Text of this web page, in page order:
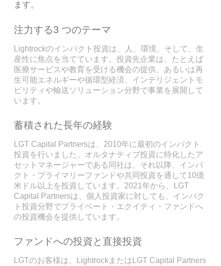
ます。
注力する3 つのテーマ
Lightrockのインパクト投資は、人、環境、そして、生
産性に焦点を当てています。投資先企業は、たとえば
医療サービスや教育を受ける機会の提供、あるいは再
生可能エネルギーや循環型経済、インテリジェントモ
ビリティや輸送ソリューション分野で事業を展開して
います。
蓄積された長年の経験
LGT Capital Partnersは、2010年に最初のインパクト
投資を行いました。オルタナティブ投資に特化したア
セットマネージャーである同社は、それ以降、インパ
クト・プライマリーファンドや共同投資を通して10億
米ドル以上を投資しています。2021年から、LGT
Capital Partnersは、個人投資家に対しても、インパク
ト投資分野でプライベート・エクイティ・ファンドへ
の投資機会を提供しています。
ファンドへの投資と直接投資
LGTのお客様は、LightrockまたはLGT Capital Partners